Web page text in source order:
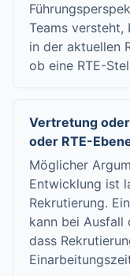
Teams
in der aktuellen
ob eine RTE-
Vertretung
oder RTE-
Möglicher
Entwicklung ist
Rekrutierung.
kann bei Ausfall
dass